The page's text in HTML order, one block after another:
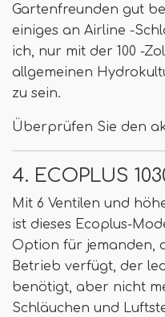
Gartenfreunden gut
einiges an Airline -
ich, nur mit der 100 -
allgemeinen
zu sein.
Überprüfen Sie den
4. ECOPLUS
Mit 6 Ventilen und
ist dieses Ecoplus-
Option für jemanden,
Betrieb verfügt, der
benötigt, aber nicht
Schläuchen und